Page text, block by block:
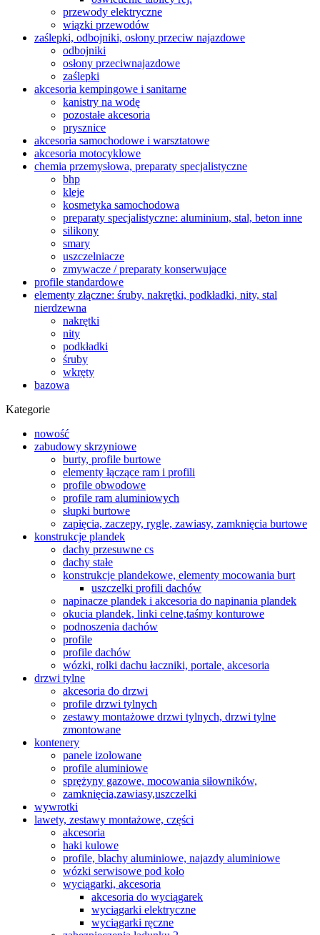
przewody elektryczne
wiązki przewodów
zaślepki, odbojniki, osłony przeciw najazdowe
odbojniki
osłony przeciwnajazdowe
zaślepki
akcesoria kempingowe i sanitarne
kanistry na wodę
pozostałe akcesoria
prysznice
akcesoria samochodowe i warsztatowe
akcesoria motocyklowe
chemia przemysłowa, preparaty specjalistyczne
bhp
kleje
kosmetyka samochodowa
preparaty specjalistyczne: aluminium, stal, beton inne
silikony
smary
uszczelniacze
zmywacze / preparaty konserwujące
profile standardowe
elementy złączne: śruby, nakrętki, podkładki, nity, stal
nierdzewna
nakrętki
nity
podkładki
śruby
wkręty
bazowa
Kategorie
nowość
zabudowy skrzyniowe
burty, profile burtowe
elementy łączące ram i profili
profile obwodowe
profile ram aluminiowych
słupki burtowe
zapięcia, zaczepy, rygle, zawiasy, zamknięcia burtowe
konstrukcje plandek
dachy przesuwne cs
dachy stałe
konstrukcje plandekowe, elementy mocowania burt
uszczelki profili dachów
napinacze plandek i akcesoria do napinania plandek
okucia plandek, linki celne,taśmy konturowe
podnoszenia dachów
profile
profile dachów
wózki, rolki dachu łaczniki, portale, akcesoria
drzwi tylne
akcesoria do drzwi
profile drzwi tylnych
zestawy montażowe drzwi tylnych, drzwi tylne
zmontowane
kontenery
panele izolowane
profile aluminiowe
sprężyny gazowe, mocowania siłowników,
zamknięcia,zawiasy,uszczelki
wywrotki
lawety, zestawy montażowe, części
akcesoria
haki kulowe
profile, blachy aluminiowe, najazdy aluminiowe
wózki serwisowe pod koło
wyciągarki, akcesoria
akcesoria do wyciągarek
wyciągarki elektryczne
wyciągarki ręczne